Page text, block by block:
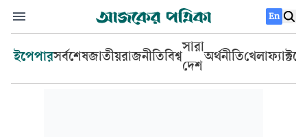
En
ইপেপারসর্বশেষজাতীয়রাজনীতিবিশ্ব
সারা
দেশ
অর্থনীতিখেলা